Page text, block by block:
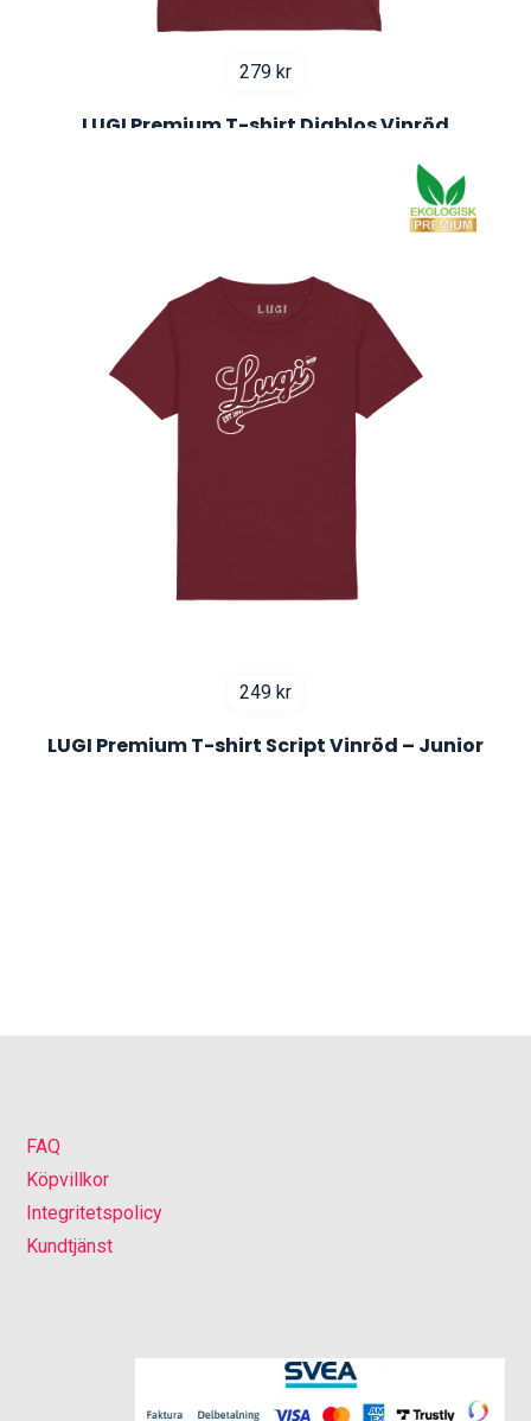
279 kr
LUGI Premium T-shirt Diablos Vinröd
249 kr
LUGI Premium T-shirt Script Vinröd – Junior
FAQ
Köpvillkor
Integritetspolicy
Kundtjänst